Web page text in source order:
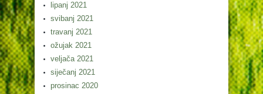
lipanj 2021
svibanj 2021
travanj 2021
ožujak 2021
veljača 2021
siječanj 2021
prosinac 2020